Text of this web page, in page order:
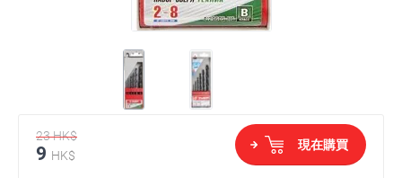
23HK$
9 HK$
現在購買